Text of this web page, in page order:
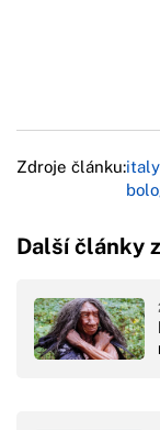
Zdroje článku:
Další články